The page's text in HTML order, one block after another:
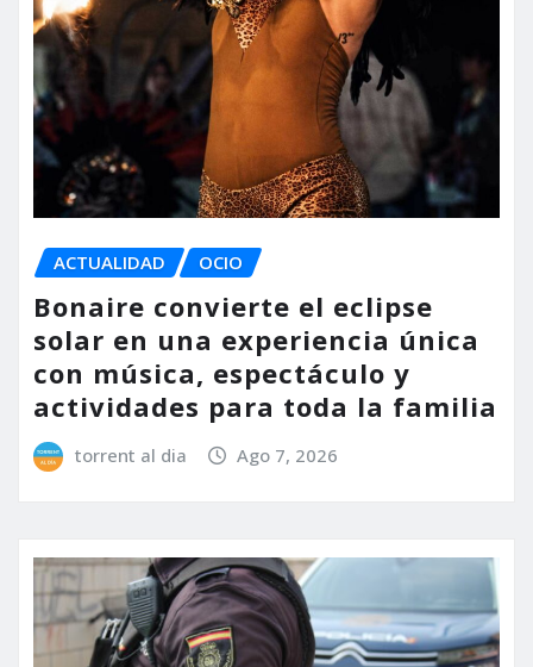
ACTUALIDAD OCIO
Bonaire convierte el eclipse
solar en una experiencia única
con música, espectáculo y
actividades para toda la familia
torrent al dia Ago 7, 2026